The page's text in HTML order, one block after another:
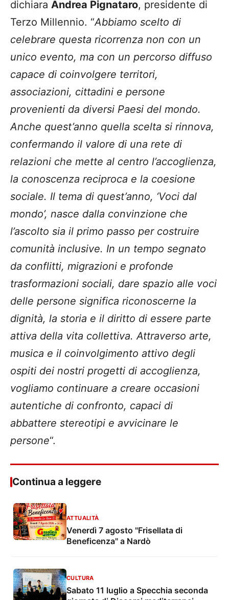
dichiara Andrea Pignataro, presidente di
Terzo Millennio. “Abbiamo scelto di
celebrare questa ricorrenza non con un
unico evento, ma con un percorso diffuso
capace di coinvolgere territori,
associazioni, cittadini e persone
provenienti da diversi Paesi del mondo.
Anche quest’anno quella scelta si rinnova,
confermando il valore di una rete di
relazioni che mette al centro l’accoglienza,
la conoscenza reciproca e la coesione
sociale. Il tema di quest’anno, ‘Voci dal
mondo’, nasce dalla convinzione che
l’ascolto sia il primo passo per costruire
comunità inclusive. In un tempo segnato
da conflitti, migrazioni e profonde
trasformazioni sociali, dare spazio alle voci
delle persone significa riconoscerne la
dignità, la storia e il diritto di essere parte
attiva della vita collettiva. Attraverso arte,
musica e il coinvolgimento attivo degli
ospiti dei nostri progetti di accoglienza,
vogliamo continuare a creare occasioni
autentiche di confronto, capaci di
abbattere stereotipi e avvicinare le
persone“.
Continua a leggere
ATTUALITÀ
Venerdì 7 agosto "Frisellata di
Beneficenza" a Nardò
CULTURA
Sabato 11 luglio a Specchia seconda